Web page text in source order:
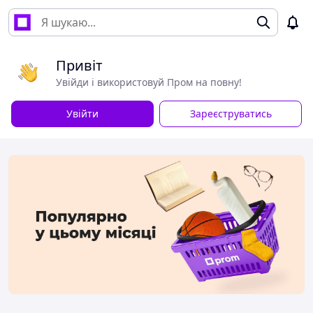
Привіт
Увійди і використовуй Пром на повну!
Увійти Зареєструватись